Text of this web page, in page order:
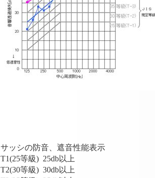
サッシの防音、遮音性能表示
T1(25等級) 25db以上
T2(30等級) 30db以上